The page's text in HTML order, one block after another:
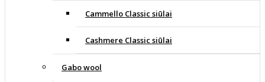
Cammello Classic siūlai
Cashmere Classic siūlai
Gabo wool